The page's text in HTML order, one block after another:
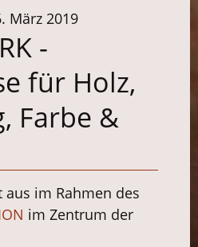
März 2019
-
für Holz,
Farbe &
aus im Rahmen des
im Zentrum der